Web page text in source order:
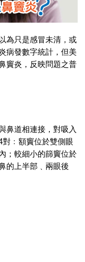
為只是感冒未清，或
病發數字統計，但美
竇炎，反映問題之普
鼻道相連接，對吸入
﹕額竇位於雙側眼
；較細小的篩竇位於
的上半部﹑兩眼後